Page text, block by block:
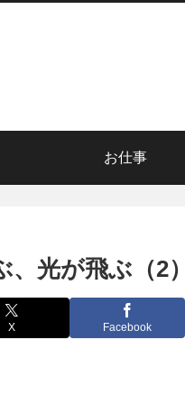
お仕事
、光が飛ぶ（2）
X Facebook